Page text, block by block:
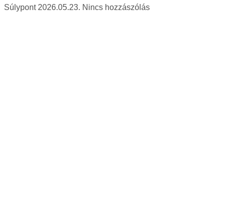
Súlypont 2026.05.23. Nincs hozzászólás